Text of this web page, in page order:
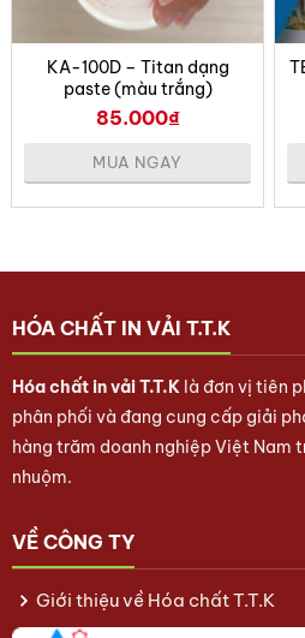
Bảo quản:
Đóng kín sau khi sử
Lưu trữ trong điều
5°C – 30°C
Tránh ánh nắng
cường độ bền màu và độ bám
in gốc nước. Sản phẩm phù
muốn cải thiện chất lượng
nền vải kỹ thuật khó xử lý.
để được tư vấn kỹ thuật và
in thực tế.
KA-100D – Titan dạng
paste (màu trắng)
85.000₫
MUA NGAY
HÓA CHẤT IN VẢI T.T.K
Hóa chất in vải T.T.Klà đơn vị tiên
phân phối và đang cung cấp giải
hàng trăm doanh nghiệp Việt Nam
nhuộm.
VỀ CÔNG TY
Giới thiệu về Hóa chất T.T.K